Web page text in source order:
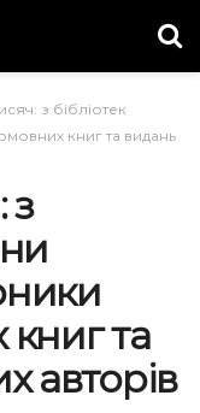
з бібліотек
книг та видань
з
книг та
авторів